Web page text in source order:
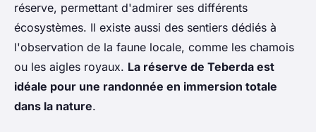
réserve, permettant d'admirer ses différents
écosystèmes. Il existe aussi des sentiers dédiés à
l'observation de la faune locale, comme les chamois
ou les aigles royaux. La réserve de Teberda est
idéale pour une randonnée en immersion totale
dans la nature.